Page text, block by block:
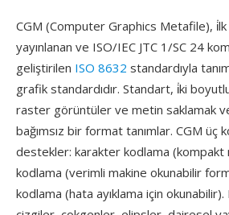
CGM (Computer Graphics Metafile),
yayınlanan ve ISO/IEC JTC 1/SC 24
geliştirilen ISO 8632 standardıyla
grafik standardıdır. Standart, i̇ki
raster görüntüler ve metin saklamak
bağımsız bir format tanımlar. CGM üç
destekler: karakter kodlama (kompakt
kodlama (verimli makine okunabilir
kodlama (hata ayıklama için